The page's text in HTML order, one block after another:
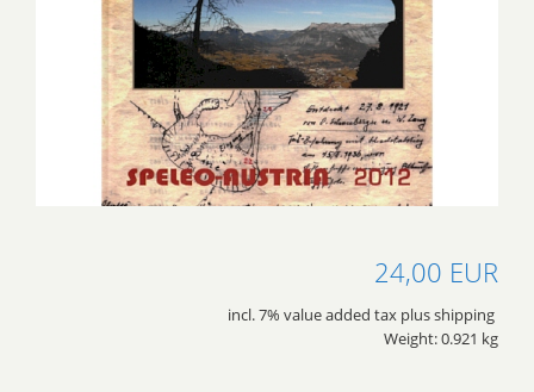
24,00 EUR
incl. 7% value added tax plus shipping
Weight: 0.921 kg